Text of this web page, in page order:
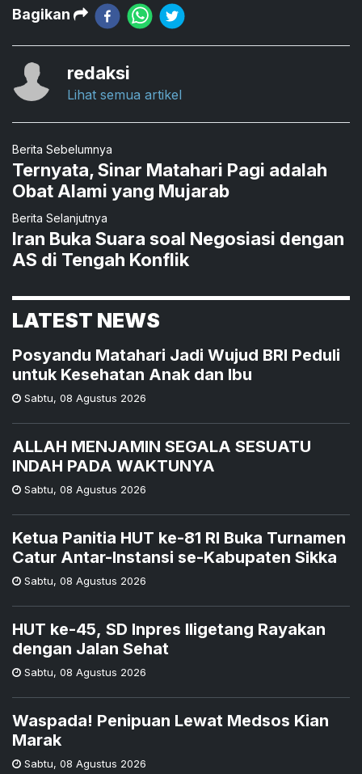
Bagikan
redaksi
Lihat semua artikel
Berita Sebelumnya
Ternyata, Sinar Matahari Pagi adalah
Obat Alami yang Mujarab
Berita Selanjutnya
Iran Buka Suara soal Negosiasi dengan
AS di Tengah Konflik
LATEST NEWS
Posyandu Matahari Jadi Wujud BRI Peduli
untuk Kesehatan Anak dan Ibu
Sabtu, 08 Agustus 2026
ALLAH MENJAMIN SEGALA SESUATU
INDAH PADA WAKTUNYA
Sabtu, 08 Agustus 2026
Ketua Panitia HUT ke-81 RI Buka Turnamen
Catur Antar-Instansi se-Kabupaten Sikka
Sabtu, 08 Agustus 2026
HUT ke-45, SD Inpres Iligetang Rayakan
dengan Jalan Sehat
Sabtu, 08 Agustus 2026
Waspada! Penipuan Lewat Medsos Kian
Marak
Sabtu, 08 Agustus 2026